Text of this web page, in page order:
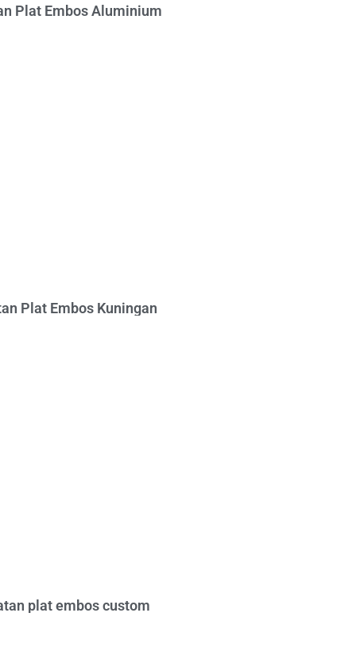
Plat Embos Aluminium
Plat Embos Kuningan
plat embos custom